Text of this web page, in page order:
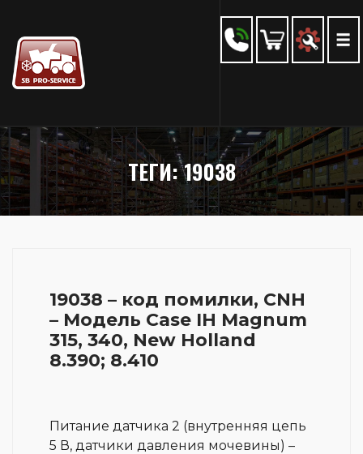
ТЕГИ: 19038
19038 – код помилки, CNH
– Модель Case IH Magnum
315, 340, New Holland
8.390; 8.410
Питание датчика 2 (внутренняя цепь
5 В, датчики давления мочевины) –